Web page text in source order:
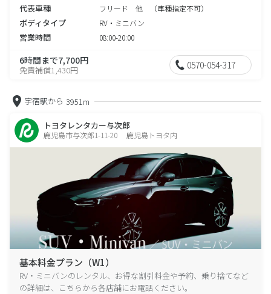
代表車種 フリード 他 （車種指定不可）
ボディタイプ RV・ミニバン
営業時間 08:00-20:00
6時間まで7,700円
免責補償1,430円 0570-054-317
宇宿駅から 3951m
トヨタレンタカー与次郎
鹿児島市与次郎1-11-20 鹿児島トヨタ内
基本料金プラン（W1）
RV・ミニバンのレンタル、お得な割引料金や予約、乗り捨てなど
の詳細は、こちらから各店舗にお電話ください。